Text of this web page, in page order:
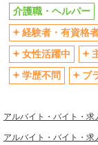
介護職・ヘルパー
経験者・有資格
女性活躍中
学歴不問
ブ
アルバイト・バイト・求
アルバイト・バイト・求